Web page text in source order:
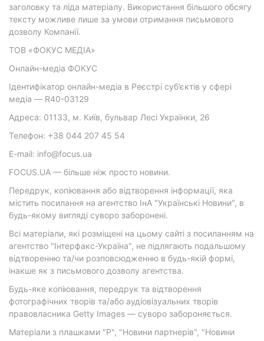
заголовку та ліда матеріалу. Використання більшого обсягу
тексту можливе лише за умови отримання письмового
дозволу Компанії.
ТОВ «ФОКУС МЕДІА»
Онлайн-медіа ФОКУС
Ідентифікатор онлайн-медіа в Реєстрі суб’єктів у сфері
медіа — R40-03129
Адреса: 01133, м. Київ, бульвар Лесі Українки, 26
Телефон: +38 044 207 45 54
E-mail: info@focus.ua
FOCUS.UA — більше ніж просто новини.
Передрук, копіювання або відтворення інформації, яка
містить посилання на агентство ІнА "Українські Новини", в
будь-якому вигляді суворо заборонені.
Всі матеріали, які розміщені на цьому сайті з посиланням на
агентство "Інтерфакс-Україна", не підлягають подальшому
відтворенню та/чи розповсюдженню в будь-якій формі,
інакше як з письмового дозволу агентства.
Будь-яке копіювання, передрук та відтворення
фотографічних творів та/або аудіовізуальних творів
правовласника Getty Images — суворо забороняється.
Матеріали з плашками "Р", "Новини партнерів", "Новини